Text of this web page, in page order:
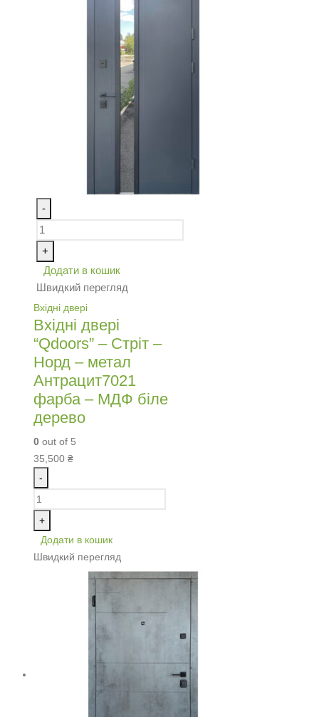
-
+
Додати в кошик
Швидкий перегляд
Вхідні двері
Вхідні двері
“Qdoors” – Стріт –
Норд – метал
Антрацит7021
фарба – МДФ біле
дерево
0 out of 5
35,500 ₴
-
+
Додати в кошик
Швидкий перегляд